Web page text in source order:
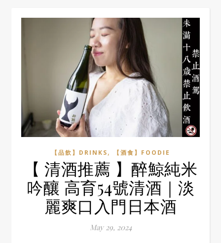
【品飲】DRINKS, 【酒食】FOODIE
【 清酒推薦 】醉鯨純米
吟釀 高育54號清酒｜淡
麗爽口入門日本酒
May 29, 2024